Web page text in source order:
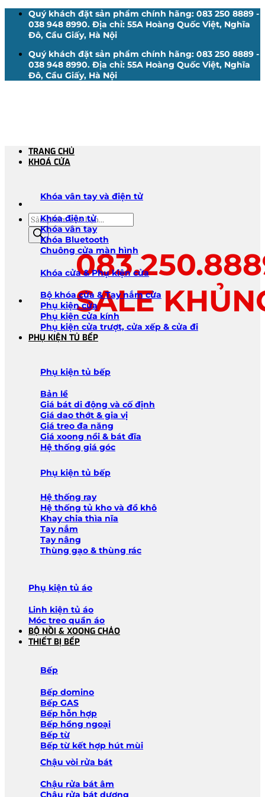
Quý khách đặt sản phẩm chính hãng: 083 250 8889 -
038 948 8990. Địa chỉ: 55A Hoàng Quốc Việt, Nghĩa
Đô, Cầu Giấy, Hà Nội
Quý khách đặt sản phẩm chính hãng: 083 250 8889 -
038 948 8990. Địa chỉ: 55A Hoàng Quốc Việt, Nghĩa
Đô, Cầu Giấy, Hà Nội
Tìm
kiếm
sản
phẩm
SALE
TRANG CHỦ
KHOÁ CỬA
Khóa vân tay và điện tử
Khóa điện tử
Khóa vân tay
Khóa Bluetooth
Chuông cửa màn hình
Khóa cửa & Phụ kiện cửa
Bộ khóa cửa & Tay nắm cửa
Phụ kiện cửa
Phụ kiện cửa kính
Phụ kiện cửa trượt, cửa xếp & cửa đi
PHỤ KIỆN TỦ BẾP
Phụ kiện tủ bếp
Bản lề
Giá bát di động và cố định
Giá dao thớt & gia vị
Giá treo đa năng
Giá xoong nồi & bát đĩa
Hệ thống giá góc
Phụ kiện tủ bếp
Hệ thống ray
Hệ thống tủ kho và đồ khô
Khay chia thìa nĩa
Tay nắm
Tay nâng
Thùng gạo & thùng rác
Phụ kiện tủ áo
Linh kiện tủ áo
Móc treo quần áo
BỘ NỒI & XOONG CHẢO
THIẾT BỊ BẾP
Bếp
Bếp domino
Bếp GAS
Bếp hỗn hợp
Bếp hồng ngoại
Bếp từ
Bếp từ kết hợp hút mùi
Chậu vòi rửa bát
Chậu rửa bát âm
Chậu rửa bát dương